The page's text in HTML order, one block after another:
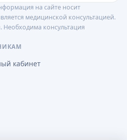
на сайте носит
медицинской консультацией.
консультация
кабинет